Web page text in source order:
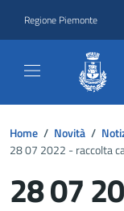
Regione Piemonte
Home / Novità /
28 07 2022 - raccolta
28 07